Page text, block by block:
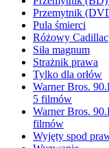
Przemytnik
Pula śmierci
Różowy Cadillac
Siła magnum
Strażnik prawa
Tylko dla orłów
Warner Bros.
5 filmów
Warner Bros.
filmów
Wyjęty spod